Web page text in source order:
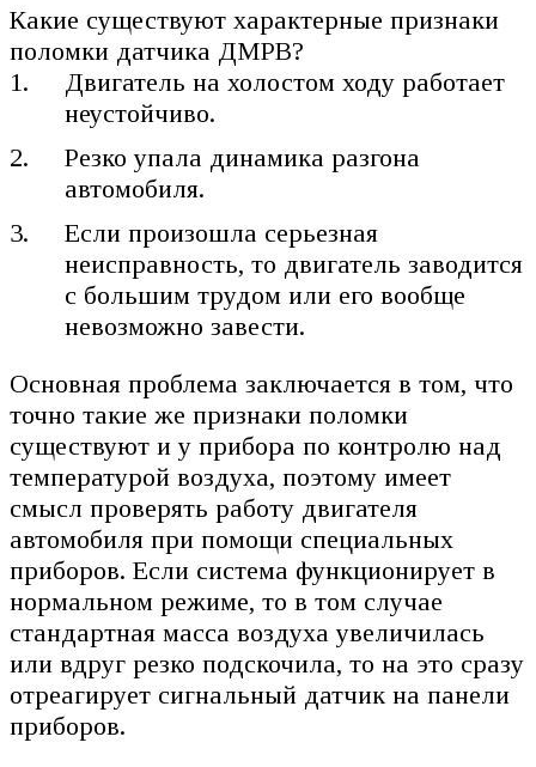
Какие существуют характерные признаки
поломки датчика ДМРВ?
Двигатель на холостом ходу работает
неустойчиво.
Резко упала динамика разгона
автомобиля.
Если произошла серьезная
неисправность, то двигатель заводится
с большим трудом или его вообще
невозможно завести.
Основная проблема заключается в том, что
точно такие же признаки поломки
существуют и у прибора по контролю над
температурой воздуха, поэтому имеет
смысл проверять работу двигателя
автомобиля при помощи специальных
приборов. Если система функционирует в
нормальном режиме, то в том случае
стандартная масса воздуха увеличилась
или вдруг резко подскочила, то на это сразу
отреагирует сигнальный датчик на панели
приборов.